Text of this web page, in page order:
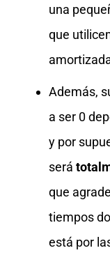
una
que
Además,
a ser 0
y por
será
que
tiempos
está por